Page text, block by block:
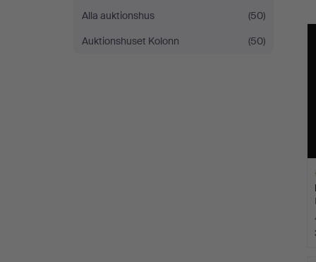
Alla auktionshus
(50)
Auktionshuset Kolonn
(50)